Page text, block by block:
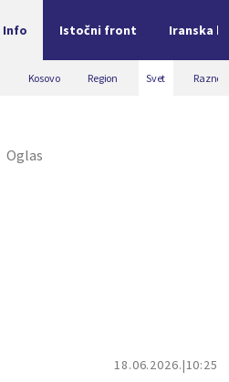
Info Istočni front Iranska
Kosovo Region Svet Razno
18.06.2026. 10:25